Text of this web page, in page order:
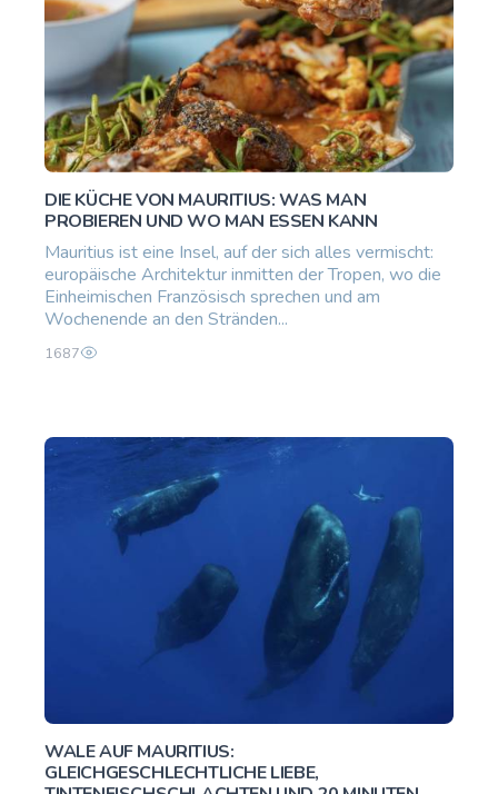
DIE KÜCHE VON MAURITIUS: WAS MAN
PROBIEREN UND WO MAN ESSEN KANN
Mauritius ist eine Insel, auf der sich alles vermischt:
europäische Architektur inmitten der Tropen, wo die
Einheimischen Französisch sprechen und am
Wochenende an den Stränden...
1687
WALE AUF MAURITIUS:
GLEICHGESCHLECHTLICHE LIEBE,